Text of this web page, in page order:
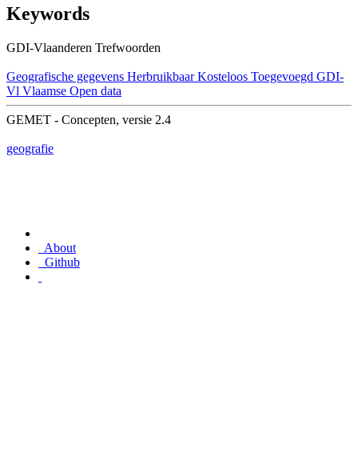
Keywords
GDI-Vlaanderen Trefwoorden
Geografische gegevens Herbruikbaar Kosteloos Toegevoegd GDI-
Vl Vlaamse Open data
GEMET - Concepten, versie 2.4
geografie
About
Github